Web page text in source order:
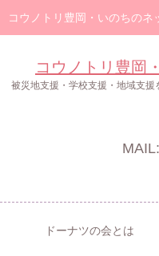
コウノトリ豊岡・いのちのネ
コウノトリ豊岡
被災地支援・学校支援・地域支援
MAIL:
ドーナツの会
オンライン居場所「ドーナ
ドーナツの会とは